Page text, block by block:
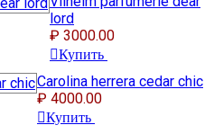
lord
₽ 3000.00
Купить
Сarolina herrera cedar chic
₽ 4000.00
Купить